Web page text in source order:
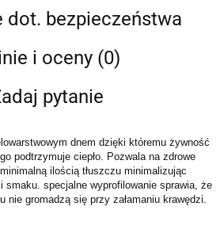
dot. bezpieczeństwa
i oceny (0)
pytanie
dnem dzięki któremu żywność
podtrzymuje ciepło. Pozwala na zdrowe
ilością tłuszczu minimalizując
smaku. specjalne wyprofilowanie sprawia, że
nie gromadzą się przy załamaniu krawędzi.